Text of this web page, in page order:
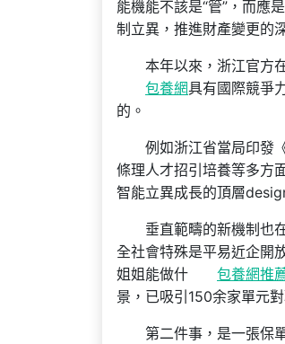
能機能不該是“管”，而應
制立異，推進財產變更的
本年以來，浙江官方
包養網具有國際競爭
的。
例如浙江省當局印發
條理人才招引培養等多方
智能立異成長的頂層
垂直範疇的新機制也
全社會特殊是平易近企開
姐姐能做什
包養網推
景，已吸引150余家單元
第二件事，是一張保